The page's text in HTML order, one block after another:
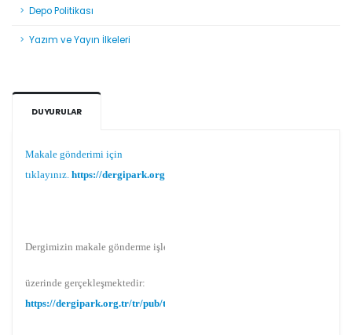
Depo Politikası
Yazım ve Yayın İlkeleri
DUYURULAR
tıklayınız. https://dergipark.org.tr/tr/pub/teke
https://dergipark.org.tr/tr/pub/teke